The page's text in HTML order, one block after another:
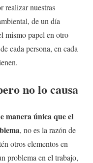
realizar nuestras
de un día
mismo papel en otro
cada persona, en cada
no lo causa
manera única que el
, no es la razón de
otros elementos en
problema en el trabajo,